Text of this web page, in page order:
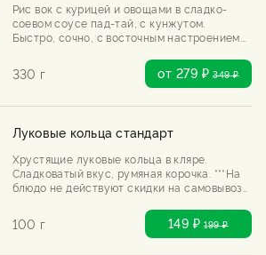
Рис вок с курицей и овощами в сладко-
соевом соусе пад-тай, с кунжутом.
Быстро, сочно, с восточным настроением.
самовывоз и день рождения
330 г от 279 ₽ 349₽
Луковые кольца стандарт
Хрустящие луковые кольца в кляре.
Сладковатый вкус, румяная корочка. ***На
блюдо не действуют скидки на самовывоз
100 г 149 ₽ 199₽